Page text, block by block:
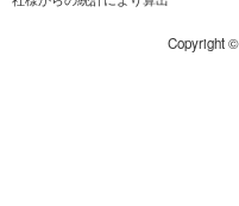
Copyright ©